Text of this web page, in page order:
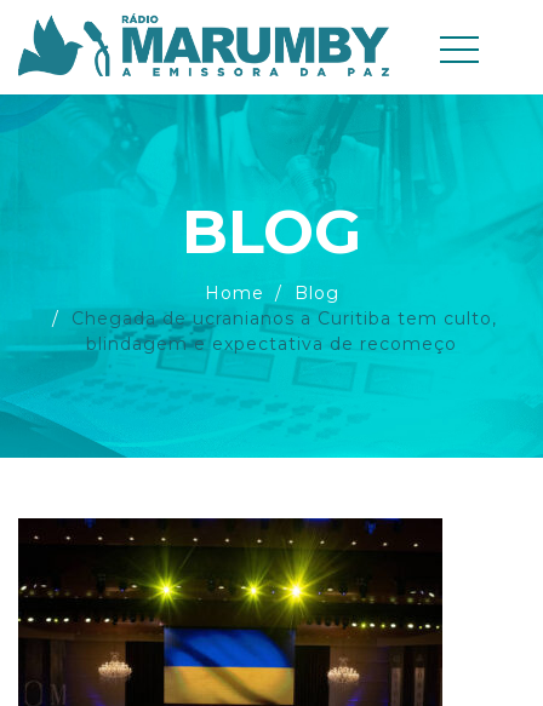
BLOG
Home
Blog
Chegada de ucranianos a Curitiba tem culto,
blindagem e expectativa de recomeço